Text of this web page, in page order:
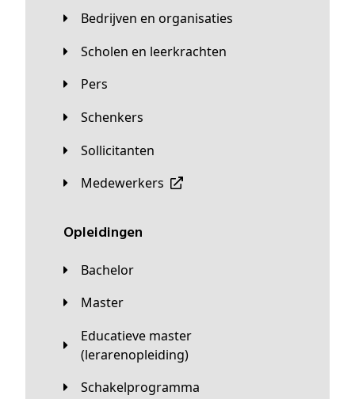
Bedrijven en organisaties
Scholen en leerkrachten
Pers
Schenkers
Sollicitanten
Medewerkers
Opleidingen
Bachelor
Master
Educatieve master
(lerarenopleiding)
Schakelprogramma